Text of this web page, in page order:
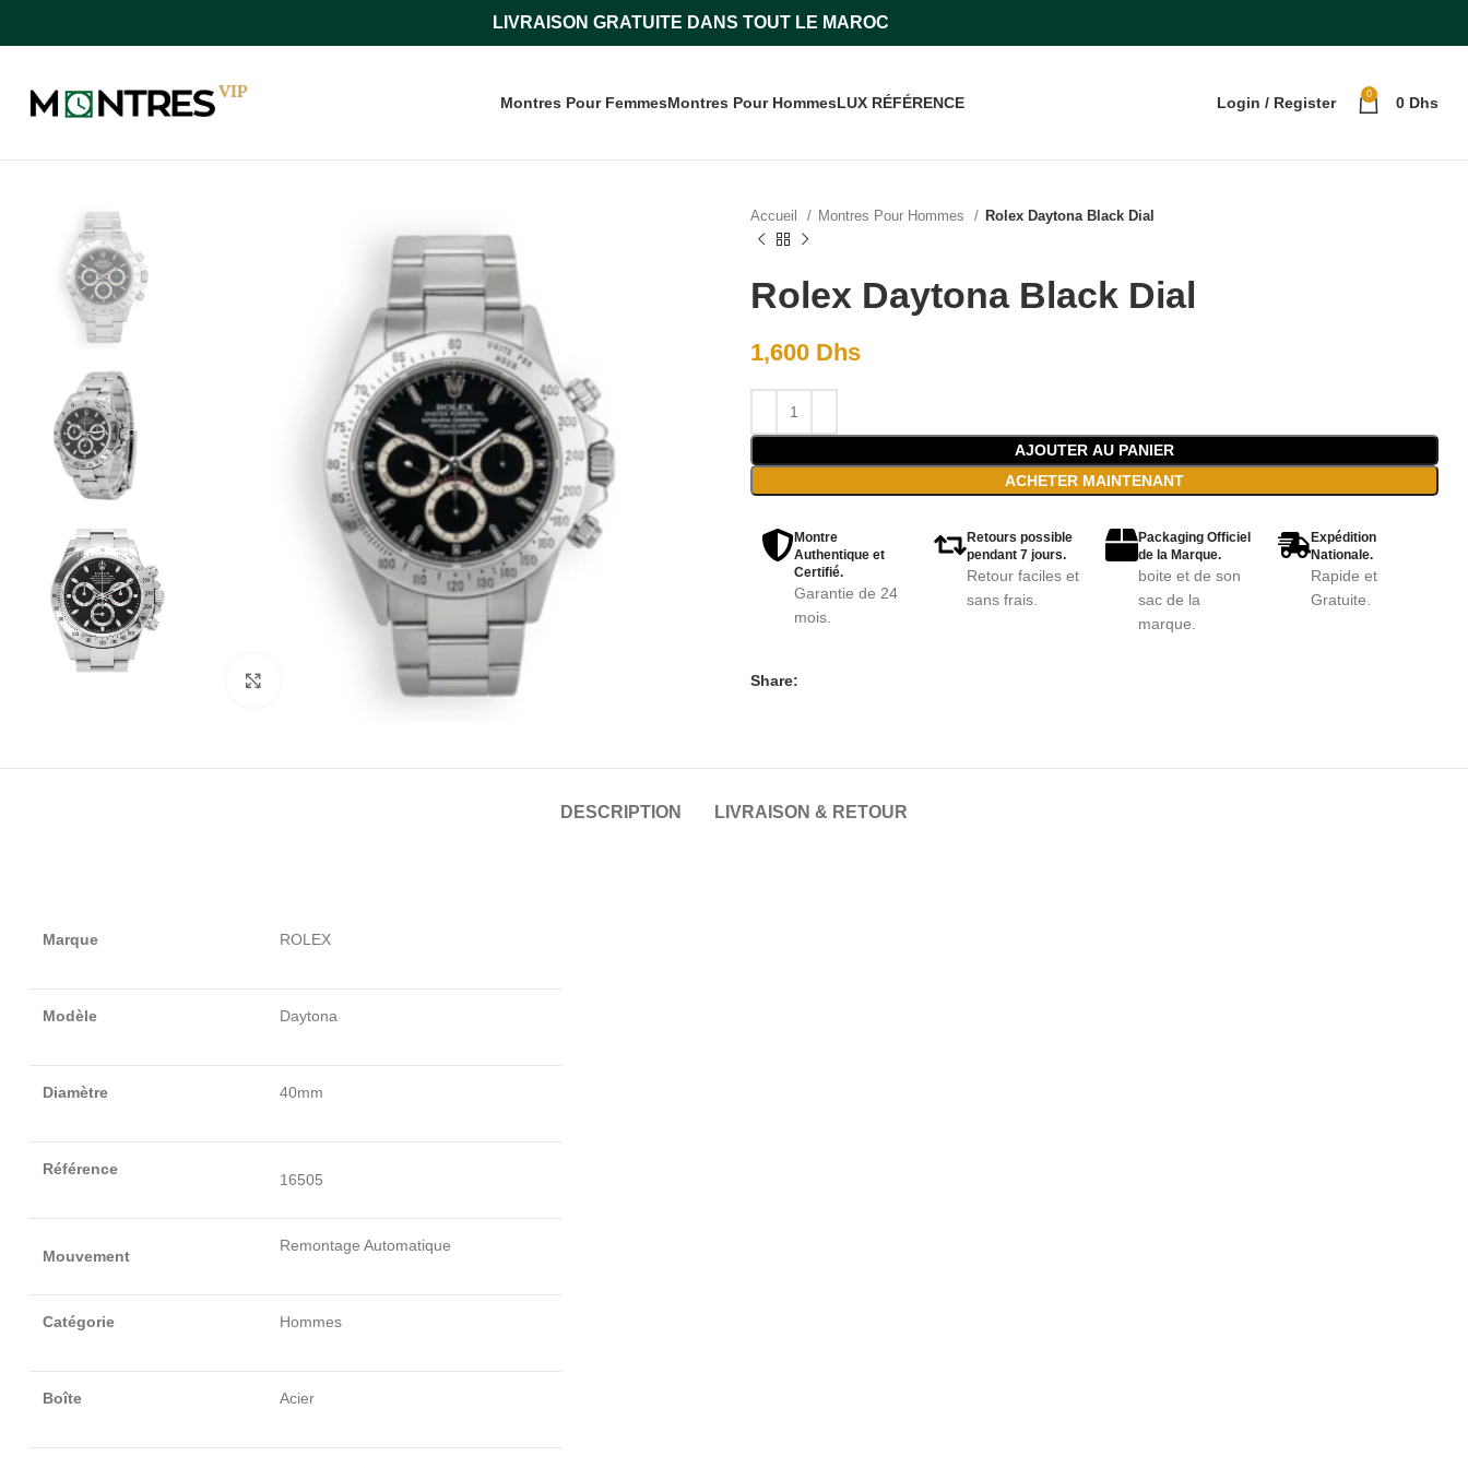
LIVRAISON GRATUITE DANS TOUT LE MAROC
Montres Pour FemmesMontres Pour HommesLUX RÉFÉRENCE Login / Register 0 0 Dhs
Accueil Montres Pour Hommes Rolex Daytona Black Dial
Rolex Daytona Black Dial
1,600 Dhs
AJOUTER AU PANIER
ACHETER MAINTENANT
Montre
Authentique et
Certifié.
Garantie de 24
mois.
Retours possible
pendant 7 jours.
Retour faciles et
sans frais.
Packaging Officiel
de la Marque.
boite et de son
sac de la
marque.
Expédition
Nationale.
Rapide et
Gratuite.
Share:
DESCRIPTION LIVRAISON & RETOUR
Marque ROLEX
Modèle Daytona
Diamètre 40mm
Référence
16505
Mouvement
Remontage Automatique
Catégorie Hommes
Boîte Acier